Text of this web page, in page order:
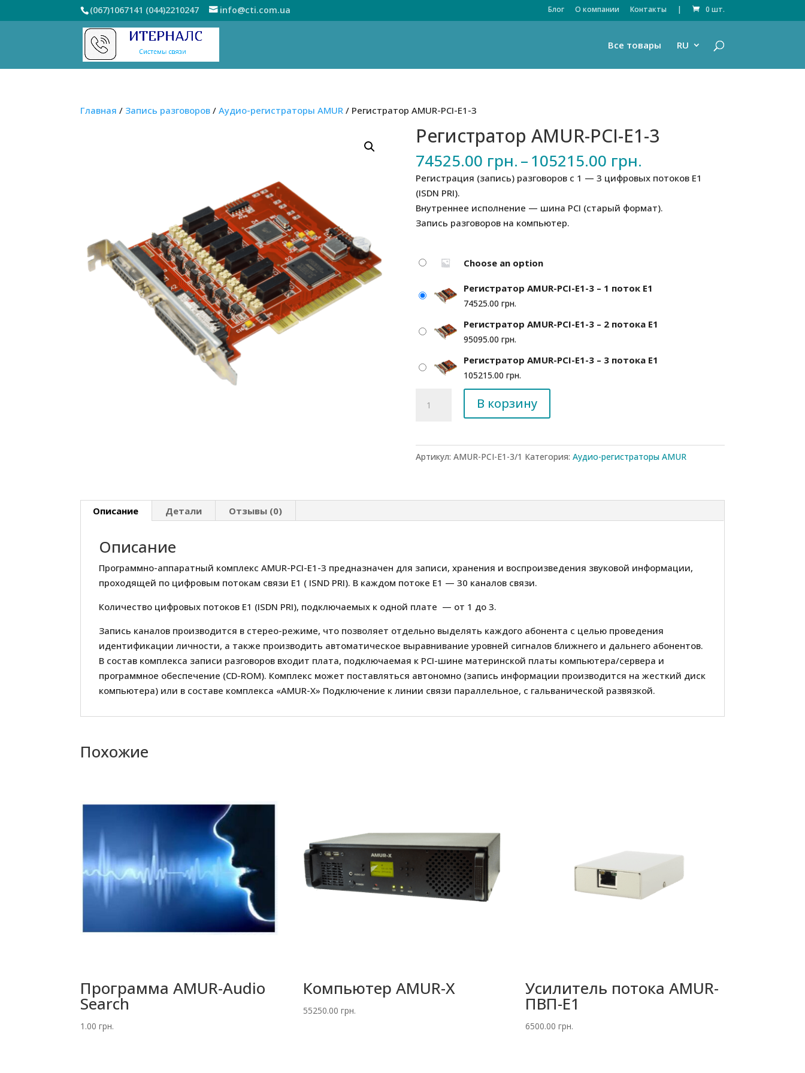
(067)1067141 (044)2210247 info@cti.com.ua Блог О компании Контакты | 0 шт.
Все товары RU
Главная / Запись разговоров /Аудио-регистраторы AMUR / Регистратор AMUR-PCI-E1-3
Регистратор AMUR-PCI-E1-3
74525.00 грн.–105215.00 грн.
цен:
–
105215.00 грн.
Регистрация (запись) разговоров с 1 — 3 цифровых потоков E1
(ISDN PRI).
Внутреннее исполнение — шина PCI (старый формат).
Запись разговоров на компьютер.
Choose an option
Регистратор AMUR-PCI-E1-3 – 1 поток E1
74525.00 грн.
Регистратор AMUR-PCI-E1-3 – 2 потока E1
95095.00 грн.
Регистратор AMUR-PCI-E1-3 – 3 потока E1
105215.00 грн.
товара
PCI-
В корзину
Артикул: AMUR-PCI-E1-3/1 Категория: Аудио-регистраторы AMUR
Описание Детали Отзывы (0)
Описание
Программно-аппаратный комплекс AMUR-PCI-E1-3 предназначен для записи, хранения и воспроизведения звуковой информации,
проходящей по цифровым потокам связи E1 ( ISND PRI). В каждом потоке E1 — 30 каналов связи.
Количество цифровых потоков E1 (ISDN PRI), подключаемых к одной плате — от 1 до 3.
Запись каналов производится в стерео-режиме, что позволяет отдельно выделять каждого абонента с целью проведения
идентификации личности, а также производить автоматическое выравнивание уровней сигналов ближнего и дальнего абонентов.
В состав комплекса записи разговоров входит плата, подключаемая к PCI-шине материнской платы компьютера/сервера и
программное обеспечение (CD-ROM). Комплекс может поставляться автономно (запись информации производится на жесткий диск
компьютера) или в составе комплекса «AMUR-Х» Подключение к линии связи параллельное, с гальванической развязкой.
Похожие
Программа AMUR-Audio
Searсh
1.00грн.
Компьютер AMUR-X
55250.00 грн.
Усилитель потока AMUR-
ПВП-E1
6500.00грн.